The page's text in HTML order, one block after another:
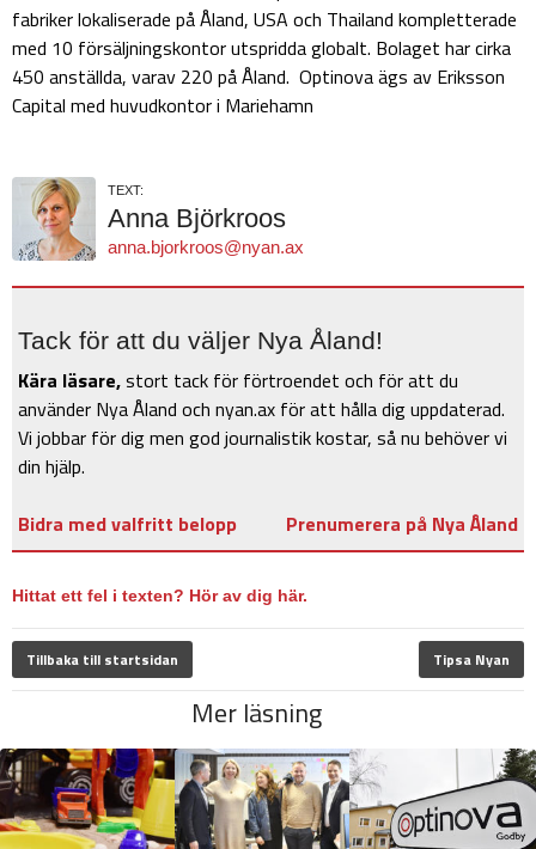
fabriker lokaliserade på Åland, USA och Thailand kompletterade
med 10 försäljningskontor utspridda globalt. Bolaget har cirka
450 anställda, varav 220 på Åland. Optinova ägs av Eriksson
Capital med huvudkontor i Mariehamn
TEXT:
Anna Björkroos
anna.bjorkroos@nyan.ax
Tack för att du väljer Nya Åland!
Kära läsare,stort tack för förtroendet och för att du
använder Nya Åland och nyan.ax för att hålla dig uppdaterad.
Vi jobbar för dig men god journalistik kostar, så nu behöver vi
din hjälp.
Bidra med valfritt belopp
Prenumerera på Nya Åland
Hittat ett fel i texten? Hör av dig här.
Tillbaka till startsidan Tipsa Nyan
Mer läsning